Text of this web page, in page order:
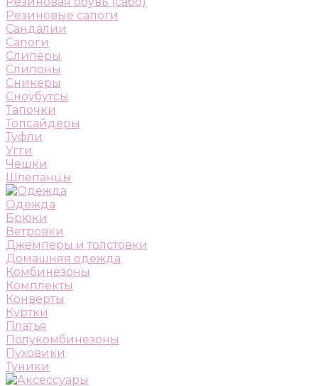
Резиновые сапоги
Сандалии
Сапоги
Слиперы
Слипоны
Сникеры
Сноубутсы
Тапочки
Топсайдеры
Туфли
Угги
Чешки
Шлепанцы
Одежда
Брюки
Ветровки
Джемперы и толстовки
Домашняя одежда
Комбинезоны
Комплекты
Конверты
Куртки
Платья
Полукомбинезоны
Пуховики
Туники